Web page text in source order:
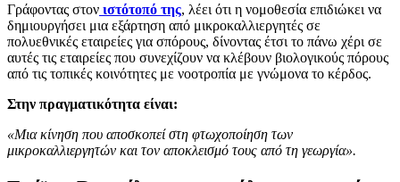
Γράφοντας στον ιστότοπό της, λέει ότι η νομοθεσία επιδιώκει να
δημιουργήσει μια εξάρτηση από μικροκαλλιεργητές σε
πολυεθνικές εταιρείες για σπόρους, δίνοντας έτσι το πάνω χέρι σε
αυτές τις εταιρείες που συνεχίζουν να κλέβουν βιολογικούς πόρους
από τις τοπικές κοινότητες με νοοτροπία με γνώμονα το κέρδος.
Στην πραγματικότητα είναι:
«Μια κίνηση που αποσκοπεί στη φτωχοποίηση των
μικροκαλλιεργητών και τον αποκλεισμό τους από τη γεωργία».